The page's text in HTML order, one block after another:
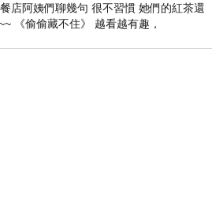
店阿姨們聊幾句 很不習慣 她們的紅茶還
《偷偷藏不住》 越看越有趣，